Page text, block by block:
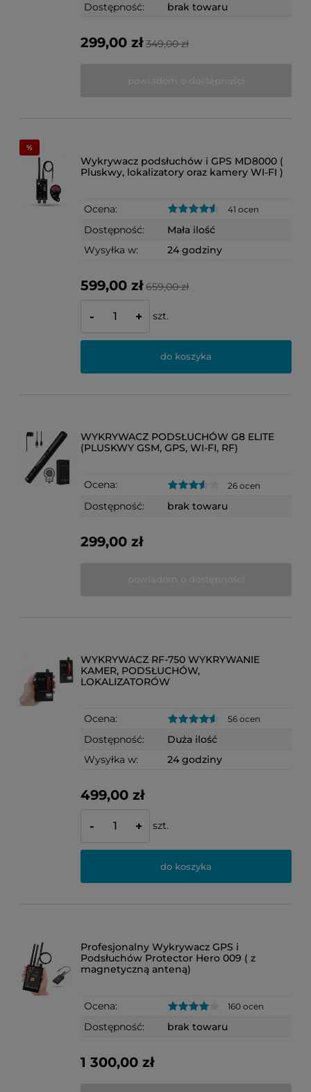
Dostępność: brak towaru
299,00 zł 349,00 zł
Wykrywacz podsłuchów i GPS MD8000 (
Pluskwy, lokalizatory oraz kamery WI-FI )
Ocena: 41 ocen
Dostępność:
Mała ilość
Wysyłka w:
24 godziny
599,00 zł 659,00 zł
- + szt.
do koszyka
WYKRYWACZ PODSŁUCHÓW G8 ELITE
(PLUSKWY GSM, GPS, WI-FI, RF)
Ocena: 26 ocen
Dostępność: brak towaru
299,00 zł
WYKRYWACZ RF-750 WYKRYWANIE
KAMER, PODSŁUCHÓW,
LOKALIZATORÓW
Ocena: 56 ocen
Dostępność:
Duża ilość
Wysyłka w:
24 godziny
499,00 zł
- + szt.
do koszyka
Profesjonalny Wykrywacz GPS i
Podsłuchów Protector Hero 009 ( z
magnetyczną anteną)
Ocena: 160 ocen
Dostępność: brak towaru
1 300,00 zł